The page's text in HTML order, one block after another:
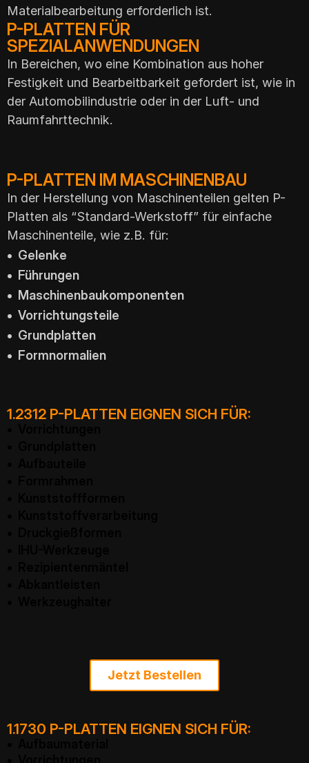
Materialbearbeitung erforderlich ist.
P-PLATTEN FÜR
SPEZIALANWENDUNGEN
In Bereichen, wo eine Kombination aus hoher
Festigkeit und Bearbeitbarkeit gefordert ist, wie in
der Automobilindustrie oder in der Luft- und
Raumfahrttechnik.
P-PLATTEN IM MASCHINENBAU
In der Herstellung von Maschinenteilen gelten P-
Platten als “Standard-Werkstoff” für einfache
Maschinenteile, wie z.B. für:
• Gelenke
• Führungen
• Maschinenbaukomponenten
• Vorrichtungsteile
• Grundplatten
• Formnormalien
1.2312 P-PLATTEN EIGNEN SICH FÜR:
Jetzt Bestellen
1.1730 P-PLATTEN EIGNEN SICH FÜR: